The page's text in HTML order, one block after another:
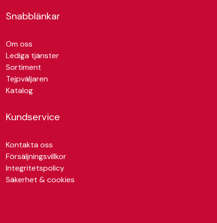
Snabblänkar
Om oss
Lediga tjänster
Sortiment
Tejpväljaren
Katalog
Kundservice
Kontakta oss
Försäljningsvillkor
Integritetspolicy
Säkerhet & cookies